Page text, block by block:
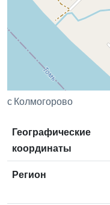
с Колмогорово
Географические
координаты
Регион